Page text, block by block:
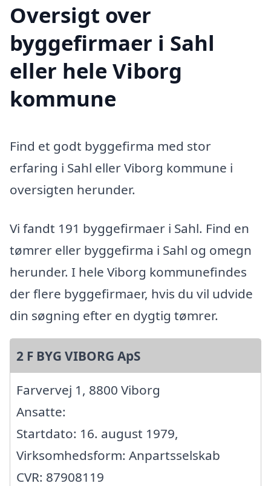
Oversigt over
byggefirmaer i Sahl
eller hele Viborg
kommune
Find et godt byggefirma med stor
erfaring i Sahl eller Viborg kommune i
oversigten herunder.
Vi fandt 191 byggefirmaer i Sahl. Find en
tømrer eller byggefirma i Sahl og omegn
herunder. I hele Viborg kommunefindes
der flere byggefirmaer, hvis du vil udvide
din søgning efter en dygtig tømrer.
2 F BYG VIBORG ApS
Farvervej 1, 8800 Viborg
Ansatte:
Startdato: 16. august 1979,
Virksomhedsform: Anpartsselskab
CVR: 87908119